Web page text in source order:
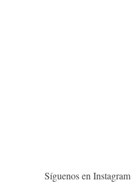
Síguenos en Instagram